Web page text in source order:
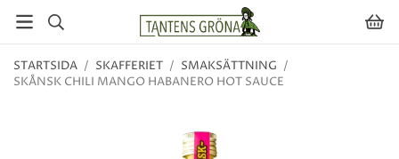
STARTSIDA / SKAFFERIET / SMAKSÄTTNING /
SKÅNSK CHILI MANGO HABANERO HOT SAUCE